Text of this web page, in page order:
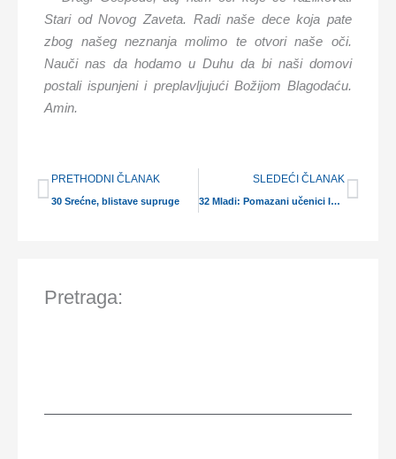
Stari od Novog Zaveta. Radi naše dece koja pate
zbog našeg neznanja molimo te otvori naše oči.
Nauči nas da hodamo u Duhu da bi naši domovi
postali ispunjeni i preplavljujući Božijom Blagodaću.
Amin.
Prev
PRETHODNI ČLANAK
30 Srećne, blistave supruge
SLEDEĆI ČLANAK
32 Mladi: Pomazani učenici Isusa Hrista
Pretraga: